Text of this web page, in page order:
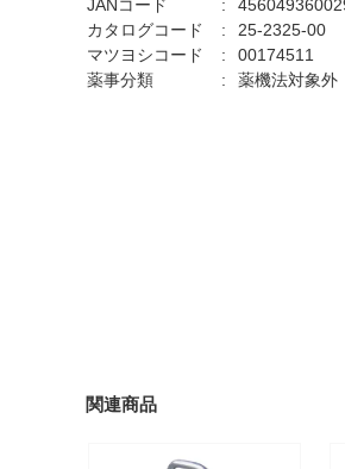
JANコード
カタログコード
25-2325-00
マツヨシコード
00174511
薬事分類
薬機法対象外
関連商品